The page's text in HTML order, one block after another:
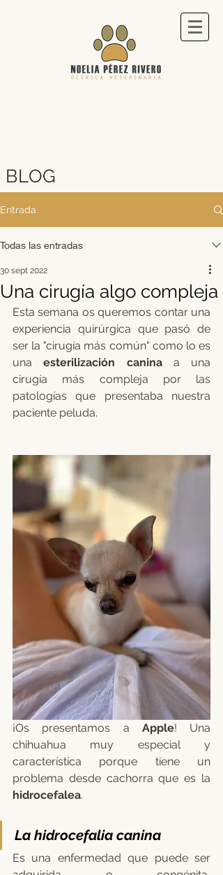
BLOG
Entrada
Todas las entradas
Una cirugía algo compleja
30 sept 2022
Esta semana os queremos contar una
experiencia quirúrgica que pasó de
ser la "cirugía más común" como lo es
una esterilización canina a una
cirugía más compleja por las
patologías que presentaba nuestra
paciente peluda.
¡Os presentamos a Apple! Una
chihuahua muy especial y
característica porque tiene un
hidrocefalea.
La hidrocefalia canina
Es una enfermedad que puede ser